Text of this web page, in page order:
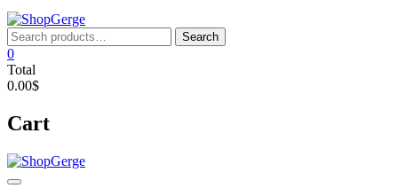
Search
for:
Search
0
Total
0.00$
Cart